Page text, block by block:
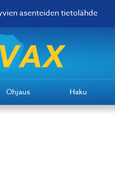
asenteiden tietolähde
Ohjaus Haku